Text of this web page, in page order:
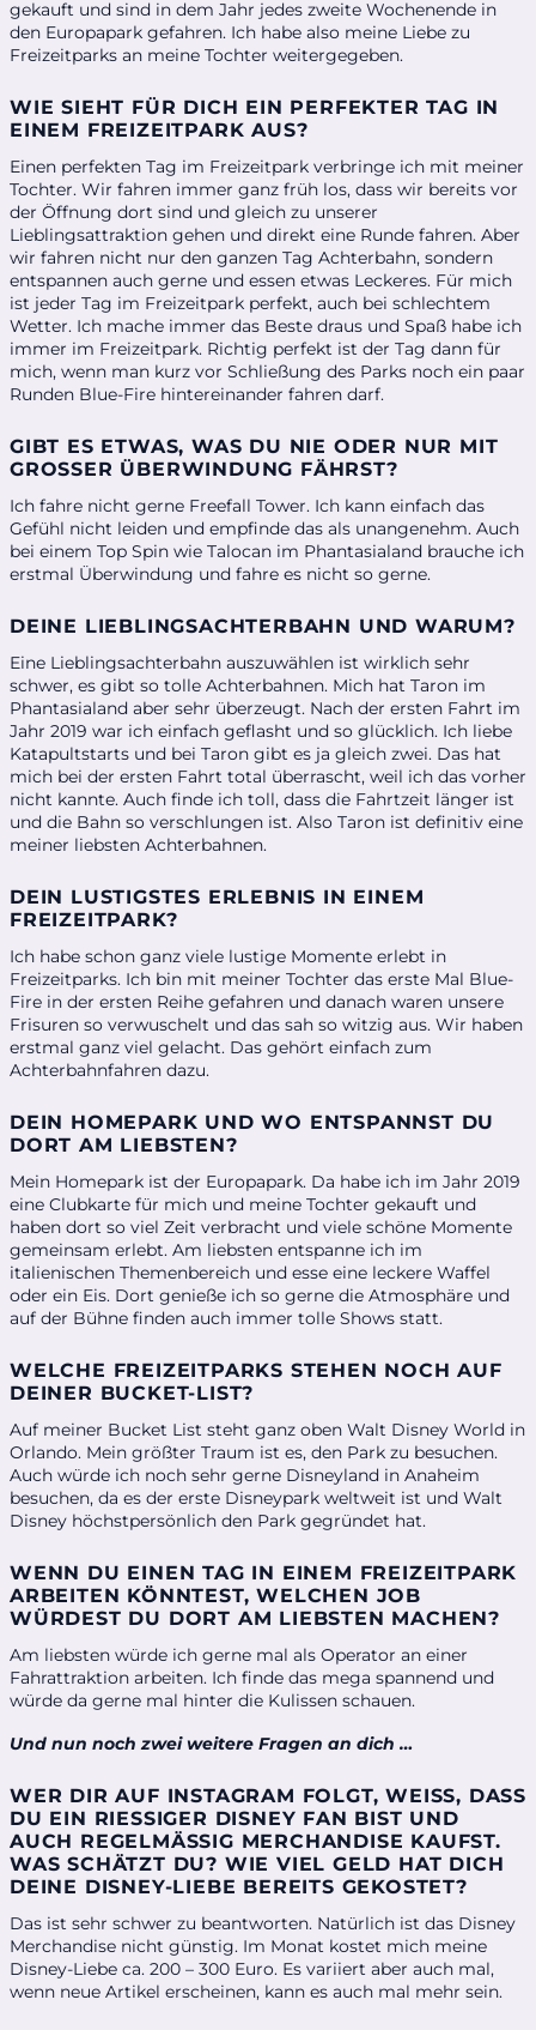
gekauft und sind in dem Jahr jedes zweite Wochenende in
den Europapark gefahren. Ich habe also meine Liebe zu
Freizeitparks an meine Tochter weitergegeben.
WIE SIEHT FÜR DICH EIN PERFEKTER TAG IN
EINEM FREIZEITPARK AUS?
Einen perfekten Tag im Freizeitpark verbringe ich mit meiner
Tochter. Wir fahren immer ganz früh los, dass wir bereits vor
der Öffnung dort sind und gleich zu unserer
Lieblingsattraktion gehen und direkt eine Runde fahren. Aber
wir fahren nicht nur den ganzen Tag Achterbahn, sondern
entspannen auch gerne und essen etwas Leckeres. Für mich
ist jeder Tag im Freizeitpark perfekt, auch bei schlechtem
Wetter. Ich mache immer das Beste draus und Spaß habe ich
immer im Freizeitpark. Richtig perfekt ist der Tag dann für
mich, wenn man kurz vor Schließung des Parks noch ein paar
Runden Blue-Fire hintereinander fahren darf.
GIBT ES ETWAS, WAS DU NIE ODER NUR MIT
GROSSER ÜBERWINDUNG FÄHRST?
Ich fahre nicht gerne Freefall Tower. Ich kann einfach das
Gefühl nicht leiden und empfinde das als unangenehm. Auch
bei einem Top Spin wie Talocan im Phantasialand brauche ich
erstmal Überwindung und fahre es nicht so gerne.
DEINE LIEBLINGSACHTERBAHN UND WARUM?
Eine Lieblingsachterbahn auszuwählen ist wirklich sehr
schwer, es gibt so tolle Achterbahnen. Mich hat Taron im
Phantasialand aber sehr überzeugt. Nach der ersten Fahrt im
Jahr 2019 war ich einfach geflasht und so glücklich. Ich liebe
Katapultstarts und bei Taron gibt es ja gleich zwei. Das hat
mich bei der ersten Fahrt total überrascht, weil ich das vorher
nicht kannte. Auch finde ich toll, dass die Fahrtzeit länger ist
und die Bahn so verschlungen ist. Also Taron ist definitiv eine
meiner liebsten Achterbahnen.
DEIN LUSTIGSTES ERLEBNIS IN EINEM
FREIZEITPARK?
Ich habe schon ganz viele lustige Momente erlebt in
Freizeitparks. Ich bin mit meiner Tochter das erste Mal Blue-
Fire in der ersten Reihe gefahren und danach waren unsere
Frisuren so verwuschelt und das sah so witzig aus. Wir haben
erstmal ganz viel gelacht. Das gehört einfach zum
Achterbahnfahren dazu.
DEIN HOMEPARK UND WO ENTSPANNST DU
DORT AM LIEBSTEN?
Mein Homepark ist der Europapark. Da habe ich im Jahr 2019
eine Clubkarte für mich und meine Tochter gekauft und
haben dort so viel Zeit verbracht und viele schöne Momente
gemeinsam erlebt. Am liebsten entspanne ich im
italienischen Themenbereich und esse eine leckere Waffel
oder ein Eis. Dort genieße ich so gerne die Atmosphäre und
auf der Bühne finden auch immer tolle Shows statt.
WELCHE FREIZEITPARKS STEHEN NOCH AUF
DEINER BUCKET-LIST?
Auf meiner Bucket List steht ganz oben Walt Disney World in
Orlando. Mein größter Traum ist es, den Park zu besuchen.
Auch würde ich noch sehr gerne Disneyland in Anaheim
besuchen, da es der erste Disneypark weltweit ist und Walt
Disney höchstpersönlich den Park gegründet hat.
WENN DU EINEN TAG IN EINEM FREIZEITPARK
ARBEITEN KÖNNTEST, WELCHEN JOB
WÜRDEST DU DORT AM LIEBSTEN MACHEN?
Am liebsten würde ich gerne mal als Operator an einer
Fahrattraktion arbeiten. Ich finde das mega spannend und
würde da gerne mal hinter die Kulissen schauen.
Und nun noch zwei weitere Fragen an dich …
WER DIR AUF INSTAGRAM FOLGT, WEISS, DASS D
U EIN RIESSIGER DISNEY FAN BIST UND AU
CH REGELMÄSSIG MERCHANDISE KAUFST. WAS
SCHÄTZT DU? WIE VIEL GELD HAT DICH DEI
NE DISNEY-LIEBE BEREITS GEKOSTET?
Das ist sehr schwer zu beantworten. Natürlich ist das Disney
Merchandise nicht günstig. Im Monat kostet mich meine
Disney-Liebe ca. 200 – 300 Euro. Es variiert aber auch mal,
wenn neue Artikel erscheinen, kann es auch mal mehr sein.